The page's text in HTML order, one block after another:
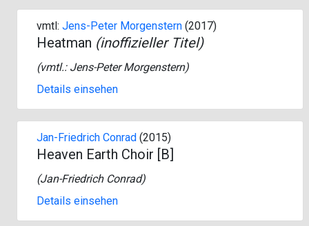
vmtl: Jens-Peter Morgenstern (2017)
Heatman (inoffizieller Titel)
(vmtl.: Jens-Peter Morgenstern)
Details einsehen
Jan-Friedrich Conrad (2015)
Heaven Earth Choir [B]
(Jan-Friedrich Conrad)
Details einsehen